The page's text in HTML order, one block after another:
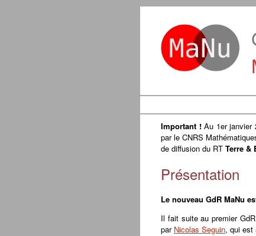
Important !Au 1er janvier
par le CNRS
de diffusion du RT Terre &
Présentation
Le nouveau GdR MaNu
Il fait suite au premier
par Nicolas Seguin, qui est